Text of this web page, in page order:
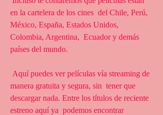
en la cartelera de los cines  del Chile, Perú,
México, España, Estados Unidos,
Colombia, Argentina,  Ecuador y demás
países del mundo.
manera gratuita y segura, sin  tener que
descargar nada. Entre los títulos de reciente
estreno aquí ya  podemos encontrar